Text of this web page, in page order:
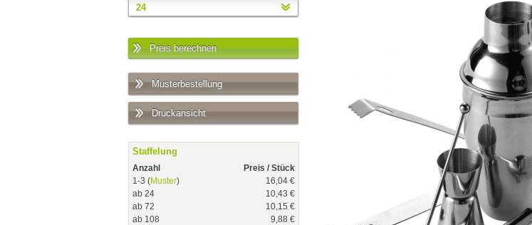
Preis berechnen
Musterbestellung
Druckansicht
Staffelung
Anzahl
Preis / Stück
1-3 (Muster)
16,04 €
ab 24
10,43 €
ab 72
10,15 €
ab 108
9,88 €